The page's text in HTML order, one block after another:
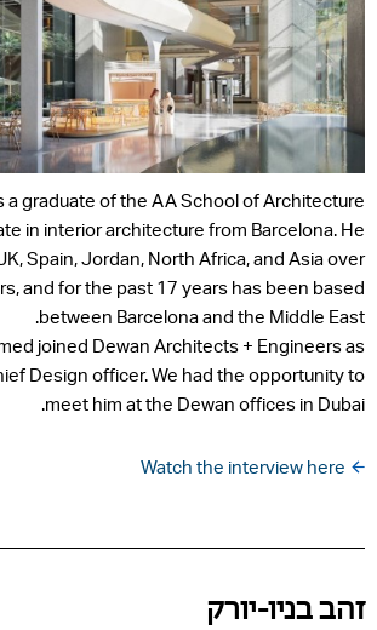
a graduate of the AA School of Architecture
in interior architecture from Barcelona. He
Spain, Jordan, North Africa, and Asia over
and for the past 17 years has been based
between Barcelona and the Middle East.
joined Dewan Architects + Engineers as
Design officer. We had the opportunity to
meet him at the Dewan offices in Dubai.
Watch the interview here
זהב בניו-יורק